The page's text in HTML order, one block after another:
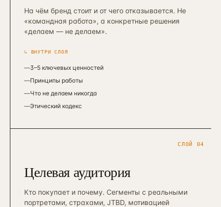
На чём бренд стоит и от чего отказывается. Не
«командная работа», а конкретные решения
«делаем — не делаем».
↳ ВНУТРИ СЛОЯ
—3–5 ключевых ценностей
—Принципы работы
—Что не делаем никогда
—Этический кодекс
СЛОЙ 04
Целевая аудитория
Кто покупает и почему. Сегменты с реальными
портретами, страхами, JTBD, мотивацией